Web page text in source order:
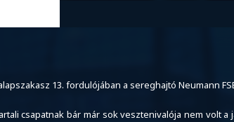
13. fordulójában a sereghajtó Neumann
csapatnak bár már sok vesztenivalója nem volt